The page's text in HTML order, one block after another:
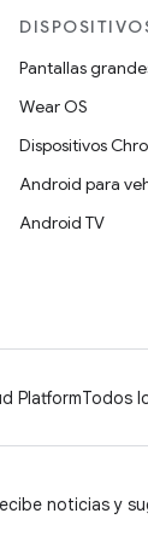
Pantallas
Wear OS
Dispositivos
Android para
Android TV
PlatformTodos
noticias y